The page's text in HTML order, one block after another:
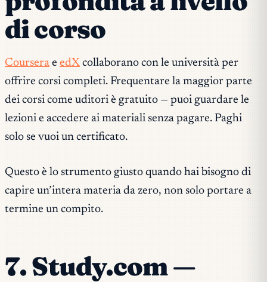
di corso
Coursera e edX collaborano con le università per
offrire corsi completi. Frequentare la maggior parte
dei corsi come uditori è gratuito — puoi guardare le
lezioni e accedere ai materiali senza pagare. Paghi
solo se vuoi un certificato.
Questo è lo strumento giusto quando hai bisogno di
capire un’intera materia da zero, non solo portare a
termine un compito.
7. Study.com —